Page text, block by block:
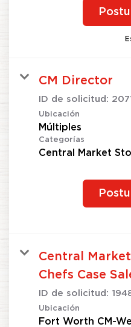
CM Director
ID de solicitud:
Ubicación
Múltiples
Categorías
Central Market
Central
Chefs Case
ID de solicitud:
Ubicación
Fort Worth CM-